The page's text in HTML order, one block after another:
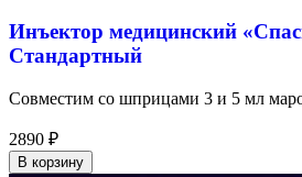
Инъектор медицинский
Стандартный
Совместим со шприцами 3 и 5 мл
2890 ₽
В корзину